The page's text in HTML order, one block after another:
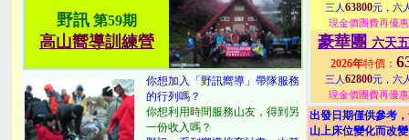
野訊 第59期
高山嚮導訓練營
你想加入「野訊嚮導」帶隊服務
的行列嗎？
你想利用時間服務山友，得到另
一份收入嗎？
三人 63800元，六
現金價團費再優惠
豪華團 六天
2026年特價：
三人 62800元，六
現金價團費再優惠
出發日期僅供參考
山上床位變化而改